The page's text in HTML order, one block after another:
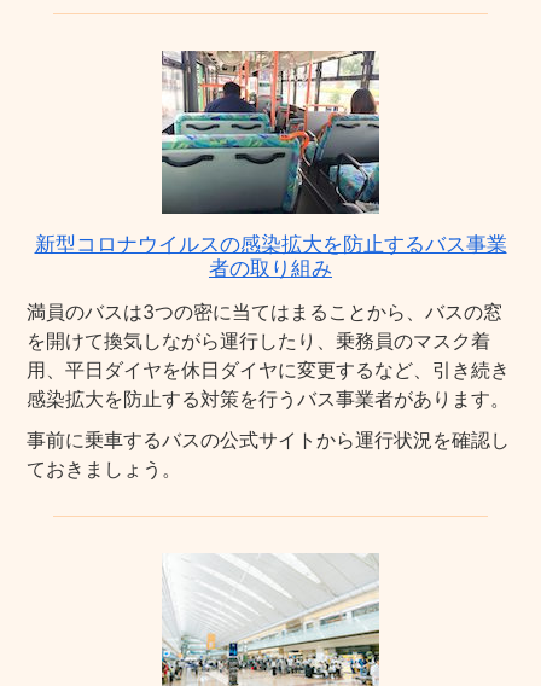
新型コロナウイルスの感染拡大を防止するバス事業
者の取り組み
満員のバスは3つの密に当てはまることから、バスの窓
を開けて換気しながら運行したり、乗務員のマスク着
用、平日ダイヤを休日ダイヤに変更するなど、引き続き
感染拡大を防止する対策を行うバス事業者があります。
事前に乗車するバスの公式サイトから運行状況を確認し
ておきましょう。